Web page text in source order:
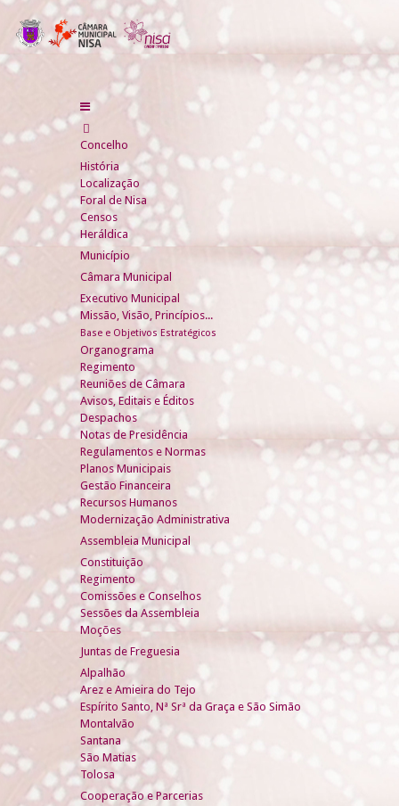
Concelho
História
Localização
Foral de Nisa
Censos
Heráldica
Município
Câmara Municipal
Executivo Municipal
Missão, Visão, Princípios...
Base e Objetivos Estratégicos
Organograma
Regimento
Reuniões de Câmara
Avisos, Editais e Éditos
Despachos
Notas de Presidência
Regulamentos e Normas
Planos Municipais
Gestão Financeira
Recursos Humanos
Modernização Administrativa
Assembleia Municipal
Constituição
Regimento
Comissões e Conselhos
Sessões da Assembleia
Moções
Juntas de Freguesia
Alpalhão
Arez e Amieira do Tejo
Espírito Santo, Nª Srª da Graça e São Simão
Montalvão
Santana
São Matias
Tolosa
Cooperação e Parcerias